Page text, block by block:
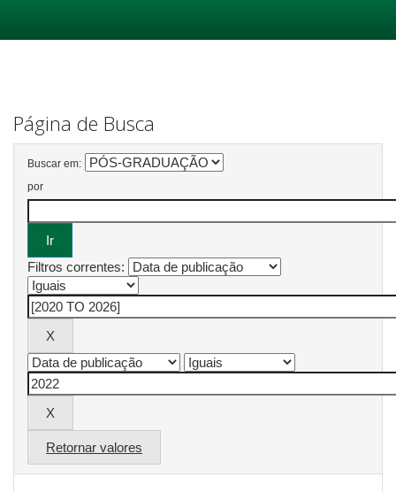
Página de Busca
Buscar em:
por
Filtros correntes:
Retornar valores